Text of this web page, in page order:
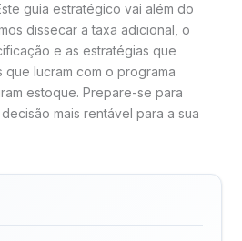
guia estratégico vai além do
dissecar a taxa adicional, o
e as estratégias que
lucram com o programa
estoque. Prepare-se para
mais rentável para a sua